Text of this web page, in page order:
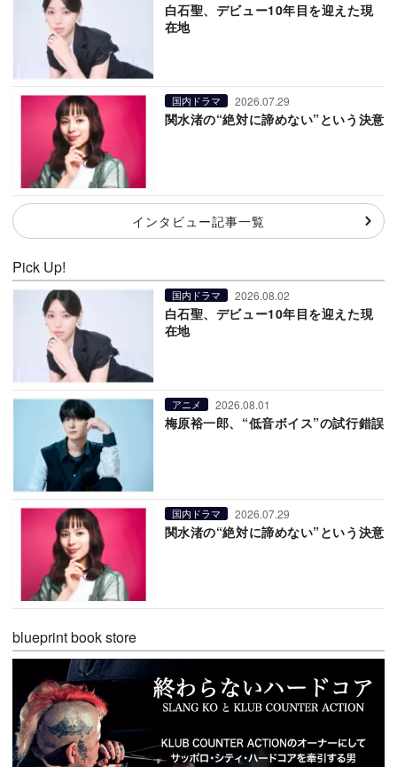
白石聖、デビュー10年目を迎えた現
在地
国内ドラマ 2026.07.29
関水渚の“絶対に諦めない”という決意
インタビュー記事一覧
Pick Up!
国内ドラマ 2026.08.02
白石聖、デビュー10年目を迎えた現
在地
アニメ 2026.08.01
梅原裕一郎、“低音ボイス”の試行錯誤
国内ドラマ 2026.07.29
関水渚の“絶対に諦めない”という決意
blueprint book store